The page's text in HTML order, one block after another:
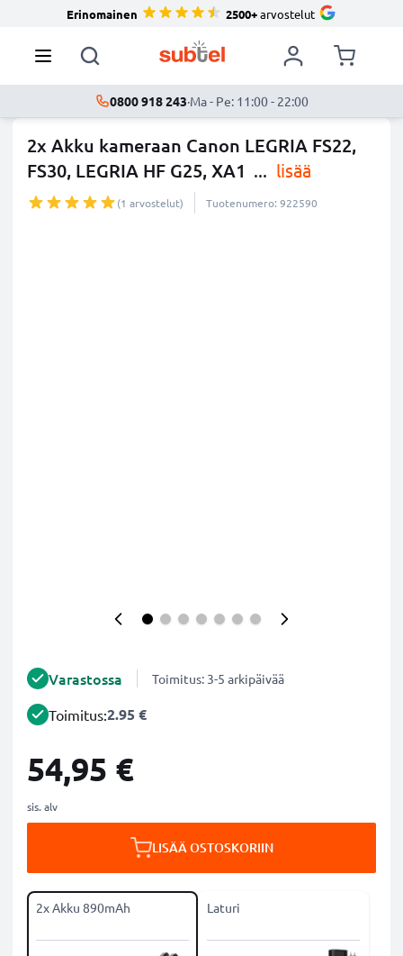
Erinomainen 2500+arvostelut
0800 918 243·Ma - Pe: 11:00 - 22:00
2x Akku kameraan Canon LEGRIA FS22,
FS30, LEGRIA HF G25, XA1 ... lisää
(1 arvostelut) Tuotenumero: 922590
Varastossa Toimitus: 3-5 arkipäivää
Toimitus:2.95 €
54,95 €
sis. alv
LISÄÄ OSTOSKORIIN
2x Akku 890mAh Laturi